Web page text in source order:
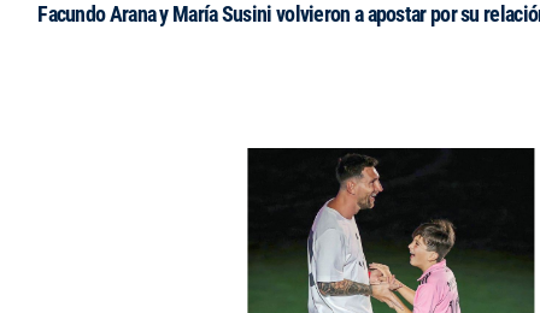
Facundo Arana y María Susini volvieron a apostar por su